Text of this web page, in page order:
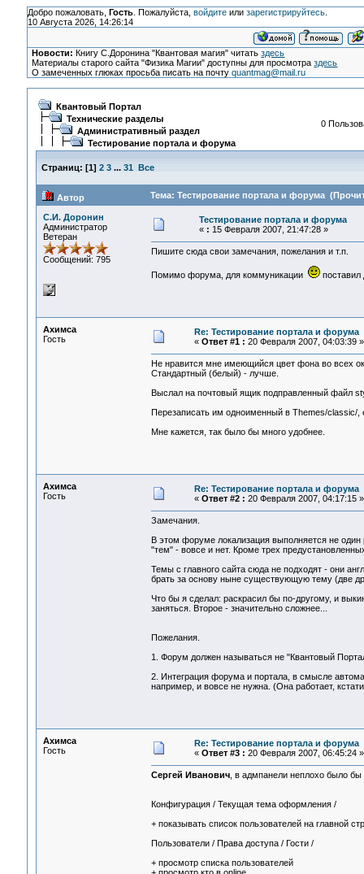
Добро пожаловать, Гость. Пожалуйста, войдитеили зарегистрируйтесь.
10 Августа 2026, 14:26:14
Новости: Книгу С.Доронина "Квантовая магия" читатьздесь
Материалы старого сайта "Физика Магии" доступны для просмотраздесь
О замеченных глюках просьба писать на почтуquantmag@mail.ru
Квантовый Портал
Технические разделы
Административный раздел
Тестирование портала и форума
0
Страниц: [1] 2 3 ... 31 Все
Автор Тема: Тестирование портала и форума
С.И. Доронин
Администратор
Ветеран
Сообщений: 795
Тестирование портала и форума
« : 15 Февраля 2007, 21:47:28 »
Пишите сюда свои замечания, пожелания и т.п.
Помимо форума, для коммуникации поставил
Ахимса
Гость
Re: Тестирование портала и форума
« Ответ #1 : 20 Февраля 2007, 04:03:39 »
Не нравится мне имеющийся цвет фона во всех
Стандартный (белый) - лучше.
Выслал на почтовый ящик подправленный файл
Перезаписать им одноименный в Themes/classic/,
Мне кажется, так было бы много удобнее.
Ахимса
Гость
Re: Тестирование портала и форума
« Ответ #2 : 20 Февраля 2007, 04:17:15 »
Замечания.
В этом форуме локализация выполняется не
"тем" - вовсе и нет. Кроме трех
Темы с главного сайта сюда не подходят - они
брать за основу ныне существующую тему (две
Что бы я сделал: раскрасил бы по-другому, и
заняться. Второе - значительно сложнее...
Пожелания.
1. Форум должен называться не "Квантовый
2. Интеграция форума и портала, в смысле
например, и вовсе не нужна. (Она работает,
Ахимса
Гость
Re: Тестирование портала и форума
« Ответ #3 : 20 Февраля 2007, 06:45:24 »
Сергей Иванович, в адмпанели неплохо было бы
Конфигурация / Текущая тема оформления /
+ показывать список пользователей на главной
Пользователи / Права доступа / Гости /
+ просмотр списка пользователей